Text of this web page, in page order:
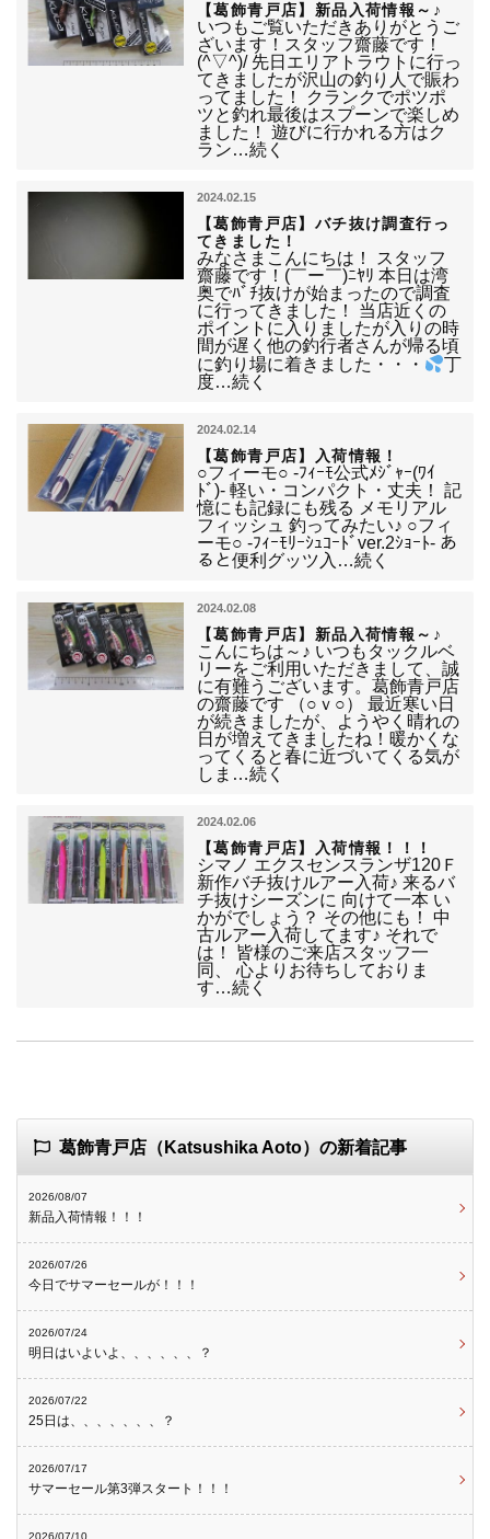
【葛飾青戸店】新品入荷情報～♪
いつもご覧いただきありがとうご
ざいます！スタッフ齋藤です！
(^▽^)/ 先日エリアトラウトに行っ
てきましたが沢山の釣り人で賑わ
ってました！ クランクでポツポ
ツと釣れ最後はスプーンで楽しめ
ました！ 遊びに行かれる方はク
ラン…続く
2024.02.15
【葛飾青戸店】バチ抜け調査行っ
てきました！
みなさまこんにちは！ スタッフ
齋藤です！(￣ー￣)ﾆﾔﾘ 本日は湾
奥でﾊﾞﾁ抜けが始まったので調査
に行ってきました！ 当店近くの
ポイントに入りましたが入りの時
間が遅く他の釣行者さんが帰る頃
に釣り場に着きました・・・
丁
度…続く
2024.02.14
【葛飾青戸店】入荷情報！
○フィーモ○ -ﾌｨｰﾓ公式ﾒｼﾞｬｰ(ﾜｲ
ﾄﾞ)- 軽い・コンパクト・丈夫！ 記
憶にも記録にも残る メモリアル
フィッシュ 釣ってみたい♪ ○フィ
ーモ○ -ﾌｨｰﾓﾘｰｼｭｺｰﾄﾞver.2ｼｮｰﾄ- あ
ると便利グッツ入…続く
2024.02.08
【葛飾青戸店】新品入荷情報～♪
こんにちは～♪ いつもタックルベ
リーをご利用いただきまして、誠
に有難うございます。葛飾青戸店
の齋藤です （○ｖ○） 最近寒い日
が続きましたが、ようやく晴れの
日が増えてきましたね！暖かくな
ってくると春に近づいてくる気が
しま…続く
2024.02.06
【葛飾青戸店】入荷情報！！！
シマノ エクスセンスランザ120Ｆ
新作バチ抜けルアー入荷♪ 来るバ
チ抜けシーズンに 向けて一本 い
かがでしょう？ その他にも！ 中
古ルアー入荷してます♪ それで
は！ 皆様のご来店スタッフ一
同、 心よりお待ちしておりま
す…続く
葛飾青戸店（Katsushika Aoto）の新着記事
2026/08/07
新品入荷情報！！！
2026/07/26
今日でサマーセールが！！！
2026/07/24
明日はいよいよ、、、、、、？
2026/07/22
25日は、、、、、、、？
2026/07/17
サマーセール第3弾スタート！！！
2026/07/10